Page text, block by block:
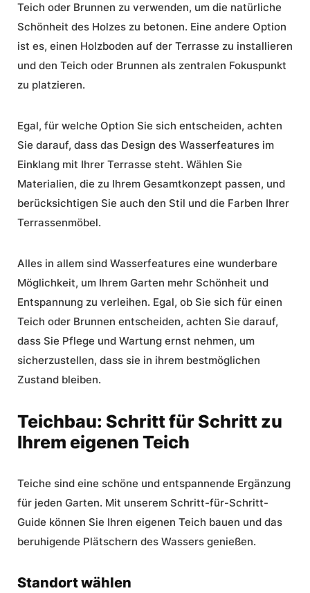
Teich oder Brunnen zu verwenden, um die natürliche
Schönheit des Holzes zu betonen. Eine andere Option
ist es, einen Holzboden auf der Terrasse zu installieren
und den Teich oder Brunnen als zentralen Fokuspunkt
zu platzieren.
Egal, für welche Option Sie sich entscheiden, achten
Sie darauf, dass das Design des Wasserfeatures im
Einklang mit Ihrer Terrasse steht. Wählen Sie
Materialien, die zu Ihrem Gesamtkonzept passen, und
berücksichtigen Sie auch den Stil und die Farben Ihrer
Terrassenmöbel.
Alles in allem sind Wasserfeatures eine wunderbare
Möglichkeit, um Ihrem Garten mehr Schönheit und
Entspannung zu verleihen. Egal, ob Sie sich für einen
Teich oder Brunnen entscheiden, achten Sie darauf,
dass Sie Pflege und Wartung ernst nehmen, um
sicherzustellen, dass sie in ihrem bestmöglichen
Zustand bleiben.
Teichbau: Schritt für Schritt zu
Ihrem eigenen Teich
Teiche sind eine schöne und entspannende Ergänzung
für jeden Garten. Mit unserem Schritt-für-Schritt-
Guide können Sie Ihren eigenen Teich bauen und das
beruhigende Plätschern des Wassers genießen.
Standort wählen